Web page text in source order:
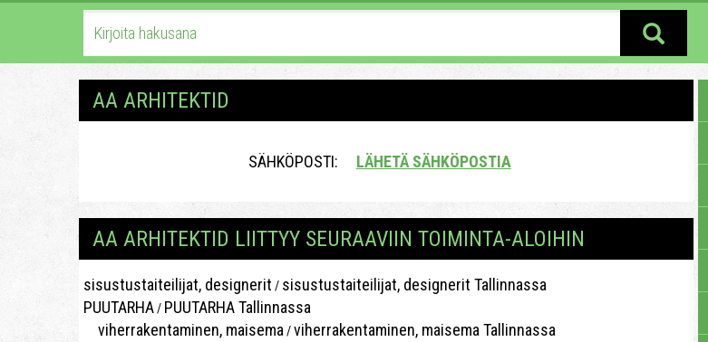
AA ARHITEKTID
SÄHKÖPOSTI: LÄHETÄ SÄHKÖPOSTIA
AA ARHITEKTID LIITTYY SEURAAVIIN TOIMINTA-ALOIHIN
sisustustaiteilijat, designerit / sisustustaiteilijat, designerit Tallinnassa
PUUTARHA/ PUUTARHA Tallinnassa
viherrakentaminen, maisema /viherrakentaminen, maisema Tallinnassa